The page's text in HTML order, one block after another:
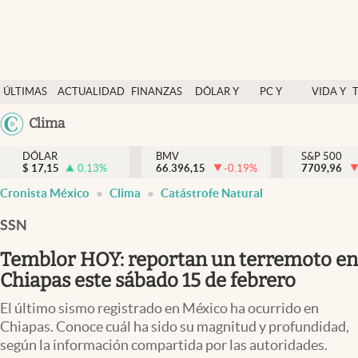
ÚLTIMAS
NOTICIAS
ACTUALIDAD
FINANZAS
DÓLAR Y
PC Y
VIDA Y
México
Clima
Actualidad
Finanzas y economía
Dólar y mercados
Pc y celular
Vida y estilo
DÓLAR
$ 17,15 0.13%
BMV
66.396,15
-0.19%
S&P 500
7709,96
Cronista México Clima Catástrofe Natural
SSN
Temblor HOY: reportan un terremoto en
Chiapas este sábado 15 de febrero
El último sismo registrado en México ha ocurrido en
Chiapas. Conoce cuál ha sido su magnitud y profundidad,
según la información compartida por las autoridades.